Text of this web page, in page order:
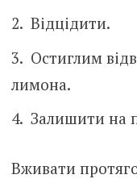
Відцідити.
Остиглим
лимона.
Залишити на
Вживати